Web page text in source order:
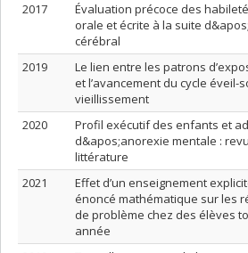
2017
Évaluation précoce des
orale et écrite à la suite
cérébral
2019
Le lien entre les patrons
et l’avancement du cycle éveil-
vieillissement
2020
Profil exécutif des enfants et
d&apos;anorexie mentale :
littérature
2021
Effet d’un enseignement
énoncé mathématique sur les
de problème chez des élèves
année